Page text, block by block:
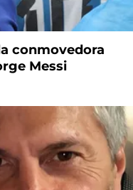
conmovedora
Messi